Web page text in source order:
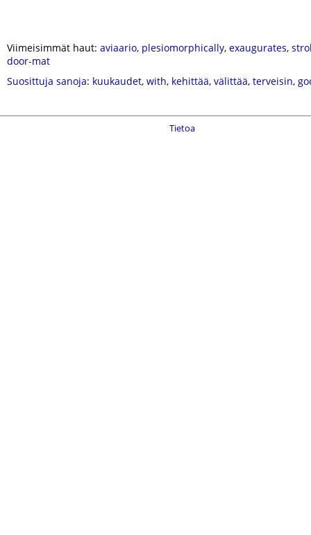
Viimeisimmät haut: aviaario, plesiomorphically, exaugurates,
door-mat
Suosittuja sanoja: kuukaudet, with, kehittää, välittää, terveisin,
Tietoa